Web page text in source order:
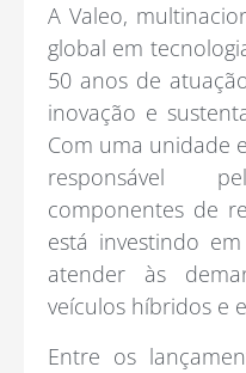
A Valeo,
global em
50 anos de
inovação e
Com uma unidade
responsável
componentes de
está investindo
atender às
veículos híbridos e
Entre os